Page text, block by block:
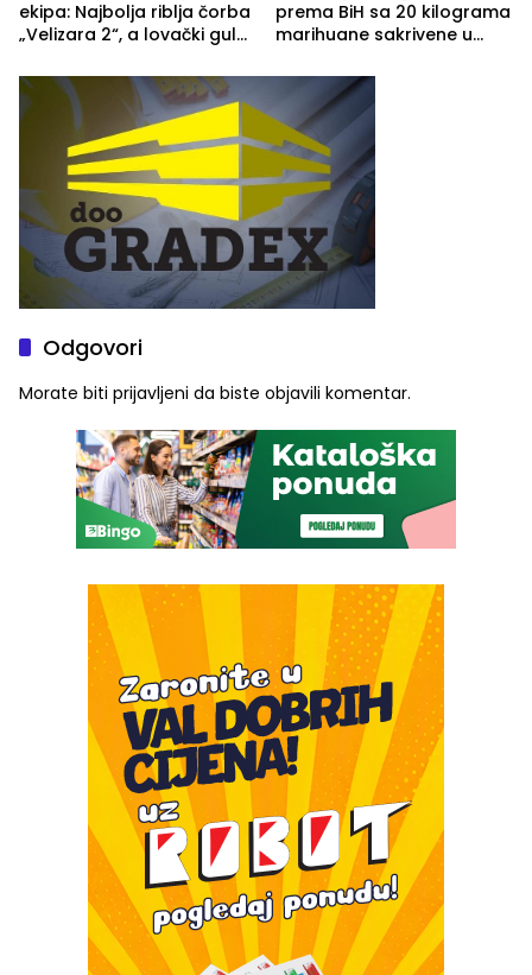
ekipa: Najbolja riblja čorba
„Velizara 2“, a lovački gulaš
prema BiH sa 20 kilograma
marihuane sakrivene u
Odgovori
Morate biti prijavljeni da biste objavili komentar.